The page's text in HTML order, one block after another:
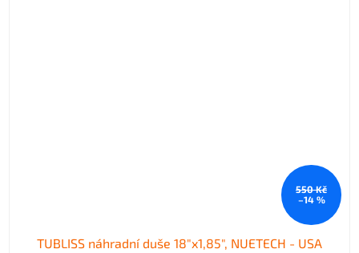
550 Kč
–14 %
TUBLISS náhradní duše 18"x1,85", NUETECH - USA